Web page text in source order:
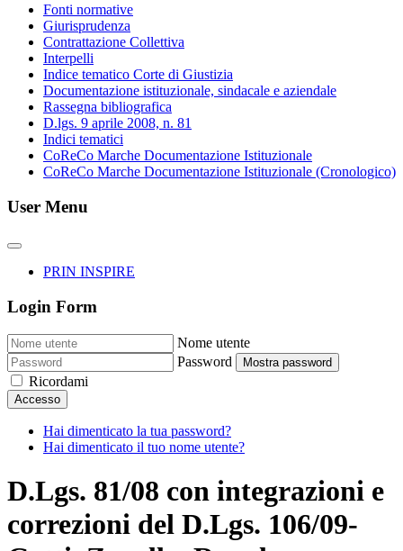
Fonti normative
Giurisprudenza
Contrattazione Collettiva
Interpelli
Indice tematico Corte di Giustizia
Documentazione istituzionale, sindacale e aziendale
Rassegna bibliografica
D.lgs. 9 aprile 2008, n. 81
Indici tematici
CoReCo Marche Documentazione Istituzionale
CoReCo Marche Documentazione Istituzionale (Cronologico)
User Menu
PRIN INSPIRE
Login Form
Nome utente
Password
Mostra password
Ricordami
Accesso
Hai dimenticato la tua password?
Hai dimenticato il tuo nome utente?
D.Lgs. 81/08 con integrazioni e
correzioni del D.Lgs. 106/09-